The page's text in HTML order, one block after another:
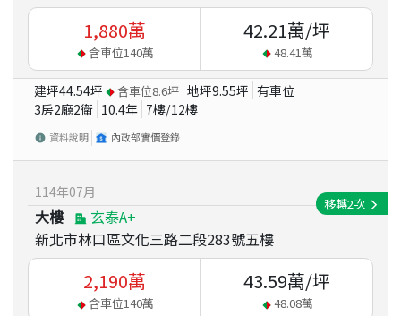
1,880萬
含車位140萬
42.21萬/坪
48.41萬
建坪44.54坪 含車位8.6坪 地坪9.55坪 有車位
3房2廳2衛 10.4年 7樓/12樓
資料說明 內政部實價登錄
114年07月
大樓
玄泰A+
新北市林口區文化三路二段283號五樓
移轉2次
2,190萬
含車位140萬
43.59萬/坪
48.08萬